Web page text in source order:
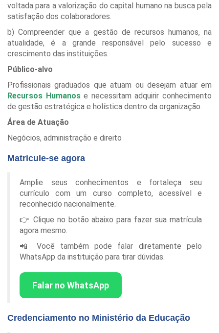
voltada para a valorização do capital humano na busca pela
satisfação dos colaboradores.
b) Compreender que a gestão de recursos humanos, na
atualidade, é a grande responsável pelo sucesso e
crescimento das instituições.
Público-alvo
Profissionais graduados que atuam ou desejam atuar em
Recursos Humanose necessitam adquirir conhecimento
de gestão estratégica e holística dentro da organização.
Área de Atuação
Negócios, administração e direito
Matricule-se agora
Amplie seus conhecimentos e fortaleça seu
currículo com um curso completo, acessível e
reconhecido nacionalmente.
👉 Clique no botão abaixo para fazer sua matrícula
agora mesmo.
📲 Você também pode falar diretamente pelo
WhatsApp da instituição para tirar dúvidas.
Falar no WhatsApp
Credenciamento no Ministério da Educação